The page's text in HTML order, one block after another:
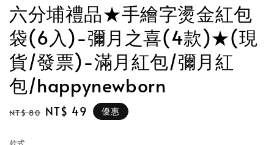
六分埔禮品★手繪字燙金紅包
袋(6入)-彌月之喜(4款)★(現
貨/發票)-滿月紅包/彌月紅
包/happynewborn
Regular
NT$ 80 Sale
NT$ 49 優惠